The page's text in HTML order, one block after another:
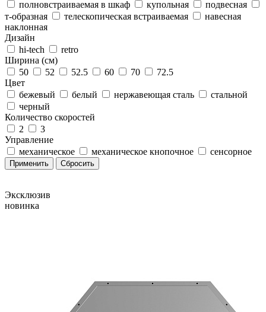
полновстраиваемая в шкаф
купольная
подвесная
т-образная
телескопическая встраиваемая
навесная
наклонная
Дизайн
hi-tech
retro
Ширина (см)
50
52 52.5 60 70
72.5
Цвет
бежевый
белый нержавеющая сталь
стальной
черный
Количество скоростей
2
3
Управление
механическое
механическое кнопочное сенсорное
Эксклюзив
новинка